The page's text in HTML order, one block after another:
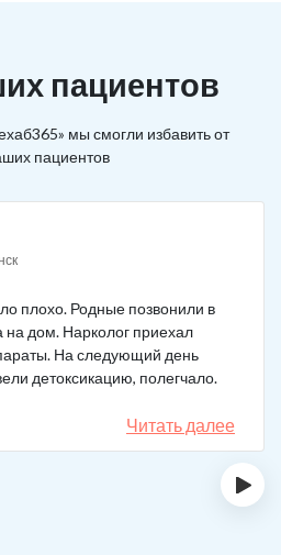
пациентов
мы смогли избавить от
пациентов
плохо. Родные позвонили в
на дом. Нарколог приехал
На следующий день
детоксикацию, полегчало.
прошел и теперь думаю,
не возьму. Так намучался и
Читать далее
›